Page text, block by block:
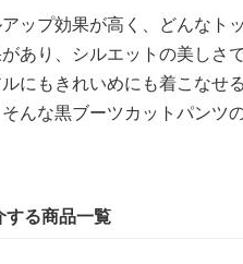
ップ効果が高く、どんなト
あり、シルエットの美しさ
にもきれいめにも着こなせ
んな黒ブーツカットパンツ
する商品一覧